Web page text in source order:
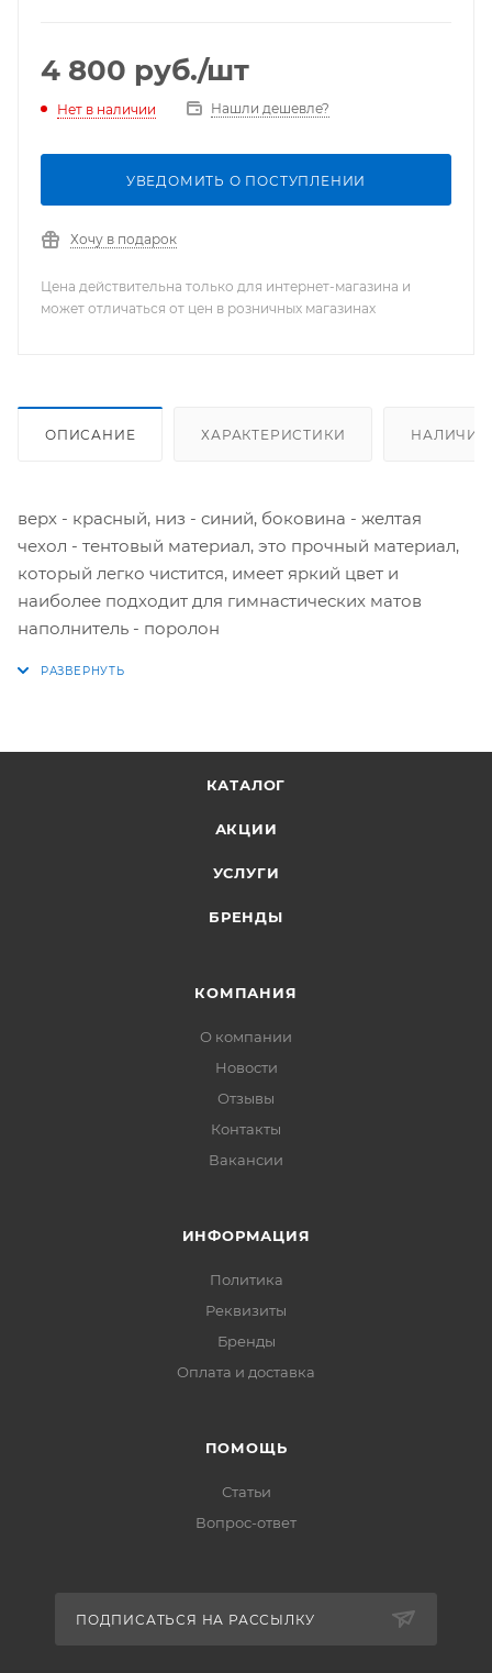
4 800 руб./шт
Нет в наличии Нашли дешевле?
УВЕДОМИТЬ О ПОСТУПЛЕНИИ
Хочу в подарок
Цена действительна только для интернет-магазина и
может отличаться от цен в розничных магазинах
ОПИСАНИЕ ХАРАКТЕРИСТИКИ НАЛИЧИЕ
верх - красный, низ - синий, боковина - желтая
чехол - тентовый материал, это прочный материал,
который легко чистится, имеет яркий цвет и
наиболее подходит для гимнастических матов
наполнитель - поролон
КАТАЛОГ
АКЦИИ
УСЛУГИ
БРЕНДЫ
КОМПАНИЯ
О компании
Новости
Отзывы
Контакты
Вакансии
ИНФОРМАЦИЯ
Политика
Реквизиты
Бренды
Оплата и доставка
ПОМОЩЬ
Статьи
Вопрос-ответ
ПОДПИСАТЬСЯ НА РАССЫЛКУ